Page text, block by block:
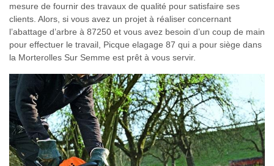
mesure de fournir des travaux de qualité pour satisfaire ses
clients. Alors, si vous avez un projet à réaliser concernant
l’abattage d’arbre à 87250 et vous avez besoin d’un coup de main
pour effectuer le travail, Picque elagage 87 qui a pour siège dans
la Morterolles Sur Semme est prêt à vous servir.